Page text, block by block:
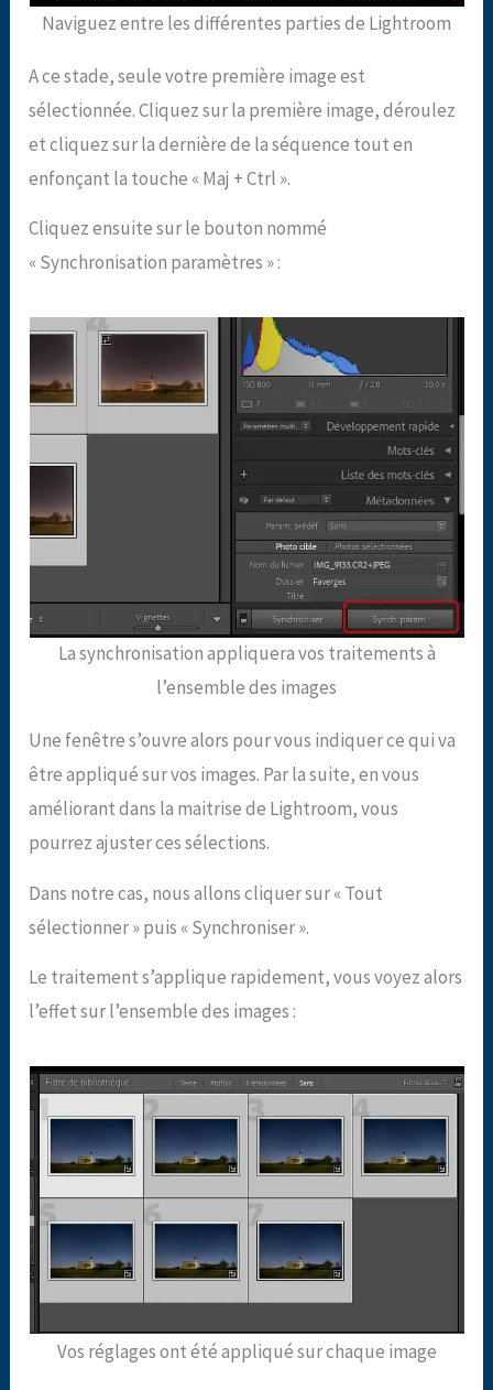
Naviguez entre les différentes parties de Lightroom
A ce stade, seule votre première image est
sélectionnée. Cliquez sur la première image, déroulez
et cliquez sur la dernière de la séquence tout en
enfonçant la touche « Maj + Ctrl ».
Cliquez ensuite sur le bouton nommé
« Synchronisation paramètres » :
La synchronisation appliquera vos traitements à
l’ensemble des images
Une fenêtre s’ouvre alors pour vous indiquer ce qui va
être appliqué sur vos images. Par la suite, en vous
améliorant dans la maitrise de Lightroom, vous
pourrez ajuster ces sélections.
Dans notre cas, nous allons cliquer sur « Tout
sélectionner » puis « Synchroniser ».
Le traitement s’applique rapidement, vous voyez alors
l’effet sur l’ensemble des images :
Vos réglages ont été appliqué sur chaque image